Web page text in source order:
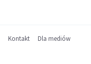
Kontakt
Dla mediów